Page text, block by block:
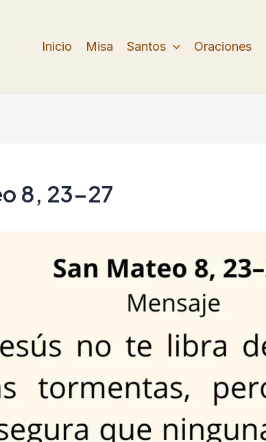
Inicio Misa Santos Oraciones
8, 23–27